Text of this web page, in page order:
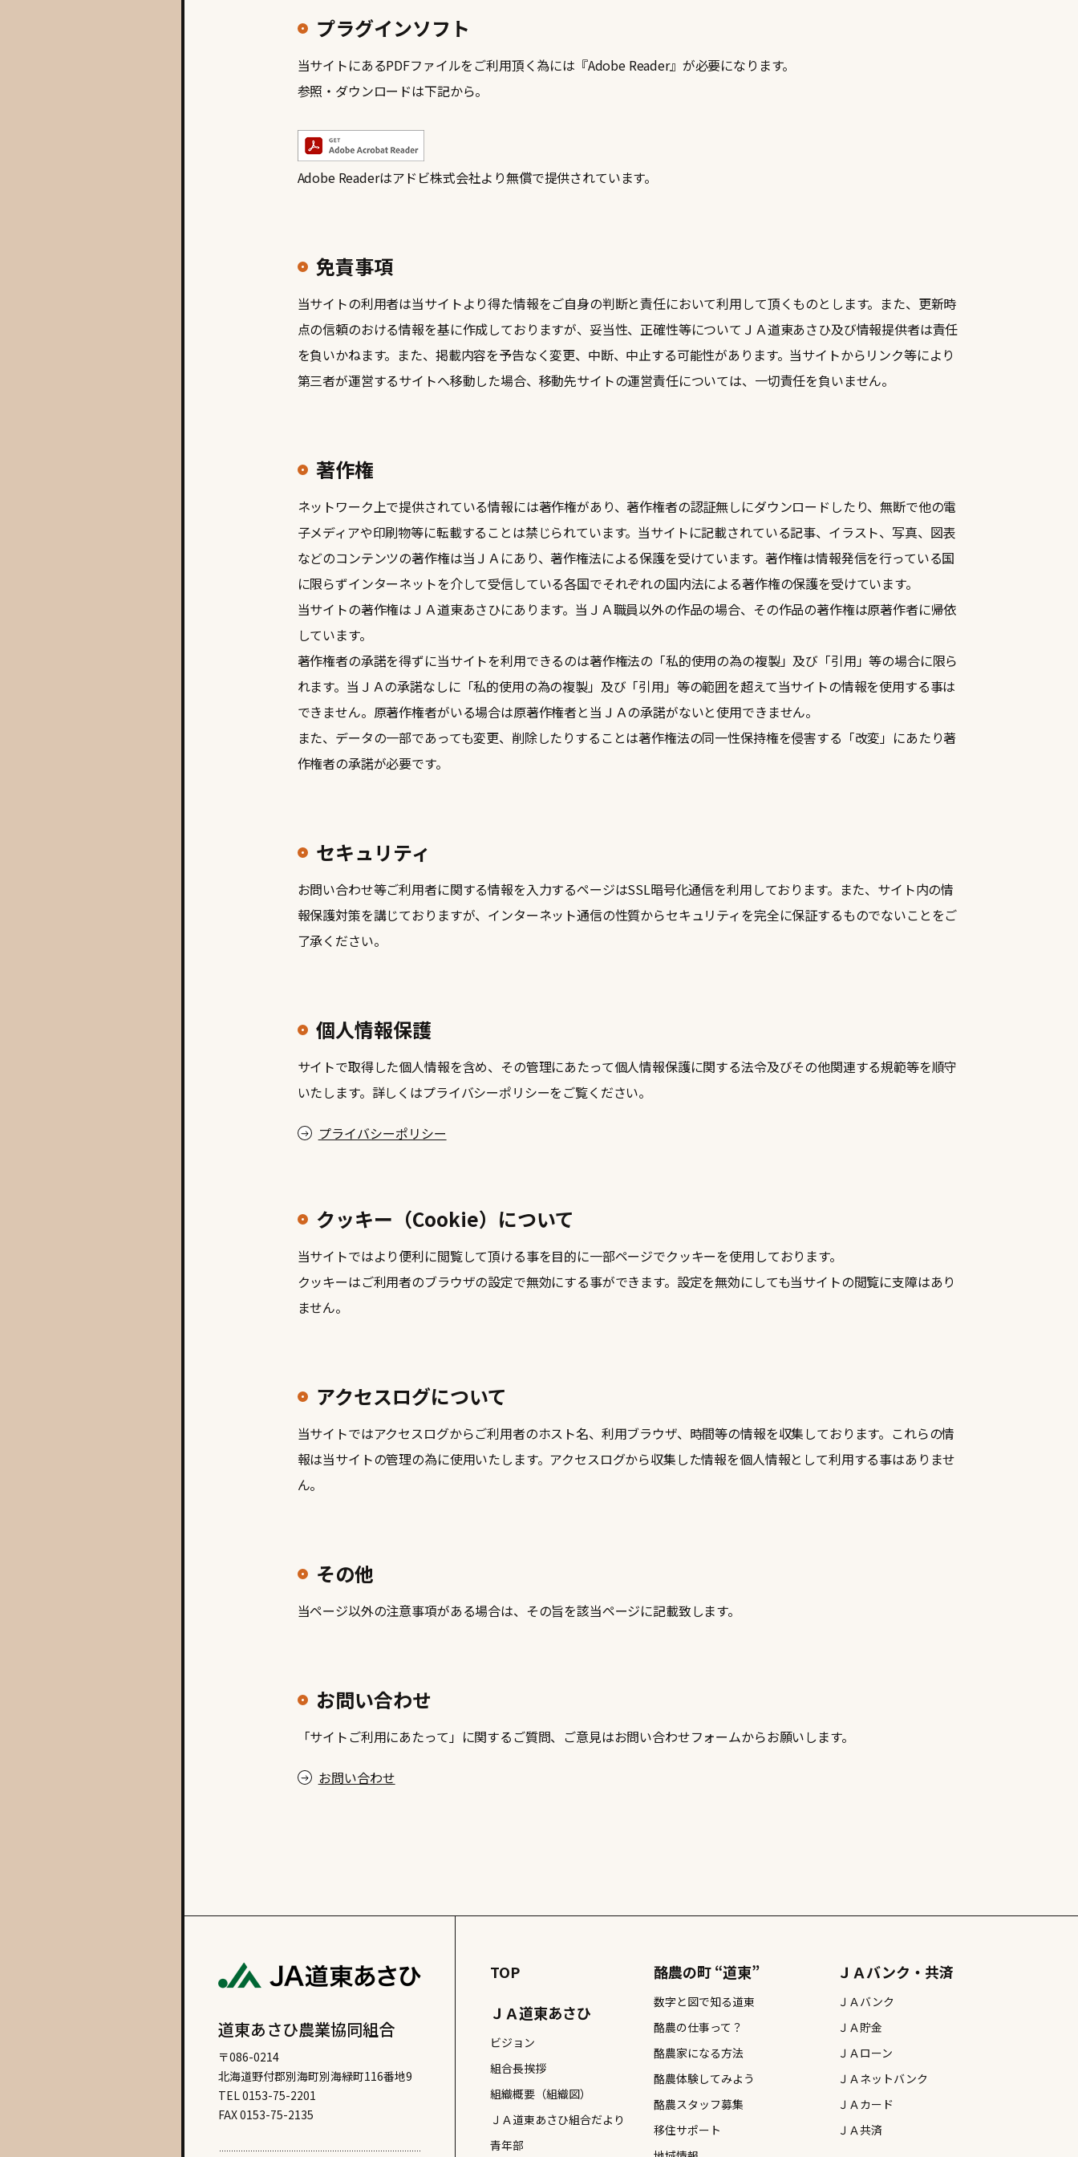
プラグインソフト
当サイトにあるPDFファイルをご利用頂く為には『Adobe Reader』が必要になります。
参照・ダウンロードは下記から。
Adobe Readerはアドビ株式会社より無償で提供されています。
免責事項
当サイトの利用者は当サイトより得た情報をご自身の判断と責任において利用して頂くものとします。また、更新時
点の信頼のおける情報を基に作成しておりますが、妥当性、正確性等についてＪＡ道東あさひ及び情報提供者は責任
を負いかねます。また、掲載内容を予告なく変更、中断、中止する可能性があります。当サイトからリンク等により
第三者が運営するサイトへ移動した場合、移動先サイトの運営責任については、一切責任を負いません。
著作権
ネットワーク上で提供されている情報には著作権があり、著作権者の認証無しにダウンロードしたり、無断で他の電
子メディアや印刷物等に転載することは禁じられています。当サイトに記載されている記事、イラスト、写真、図表
などのコンテンツの著作権は当ＪＡにあり、著作権法による保護を受けています。著作権は情報発信を行っている国
に限らずインターネットを介して受信している各国でそれぞれの国内法による著作権の保護を受けています。
当サイトの著作権はＪＡ道東あさひにあります。当ＪＡ職員以外の作品の場合、その作品の著作権は原著作者に帰依
しています。
著作権者の承諾を得ずに当サイトを利用できるのは著作権法の「私的使用の為の複製」及び「引用」等の場合に限ら
れます。当ＪＡの承諾なしに「私的使用の為の複製」及び「引用」等の範囲を超えて当サイトの情報を使用する事は
できません。原著作権者がいる場合は原著作権者と当ＪＡの承諾がないと使用できません。
また、データの一部であっても変更、削除したりすることは著作権法の同一性保持権を侵害する「改変」にあたり著
作権者の承諾が必要です。
セキュリティ
お問い合わせ等ご利用者に関する情報を入力するページはSSL暗号化通信を利用しております。また、サイト内の情
報保護対策を講じておりますが、インターネット通信の性質からセキュリティを完全に保証するものでないことをご
了承ください。
個人情報保護
サイトで取得した個人情報を含め、その管理にあたって個人情報保護に関する法令及びその他関連する規範等を順守
いたします。詳しくはプライバシーポリシーをご覧ください。
プライバシーポリシー
クッキー（Cookie）について
当サイトではより便利に閲覧して頂ける事を目的に一部ページでクッキーを使用しております。
クッキーはご利用者のブラウザの設定で無効にする事ができます。設定を無効にしても当サイトの閲覧に支障はあり
ません。
アクセスログについて
当サイトではアクセスログからご利用者のホスト名、利用ブラウザ、時間等の情報を収集しております。これらの情
報は当サイトの管理の為に使用いたします。アクセスログから収集した情報を個人情報として利用する事はありませ
ん。
その他
当ページ以外の注意事項がある場合は、その旨を該当ページに記載致します。
お問い合わせ
「サイトご利用にあたって」に関するご質問、ご意見はお問い合わせフォームからお願いします。
お問い合わせ
道東あさひ農業協同組合
〒086-0214
北海道野付郡別海町別海緑町116番地9
TEL 0153-75-2201
FAX 0153-75-2135
TOP
ＪＡ道東あさひ
ビジョン
組合長挨拶
組織概要（組織図）
ＪＡ道東あさひ組合だより
青年部
酪農の町 “道東”
数字と図で知る道東
酪農の仕事って？
酪農家になる方法
酪農体験してみよう
酪農スタッフ募集
移住サポート
ＪＡバンク・共済
ＪＡバンク
ＪＡ貯金
ＪＡローン
ＪＡネットバンク
ＪＡカード
ＪＡ共済